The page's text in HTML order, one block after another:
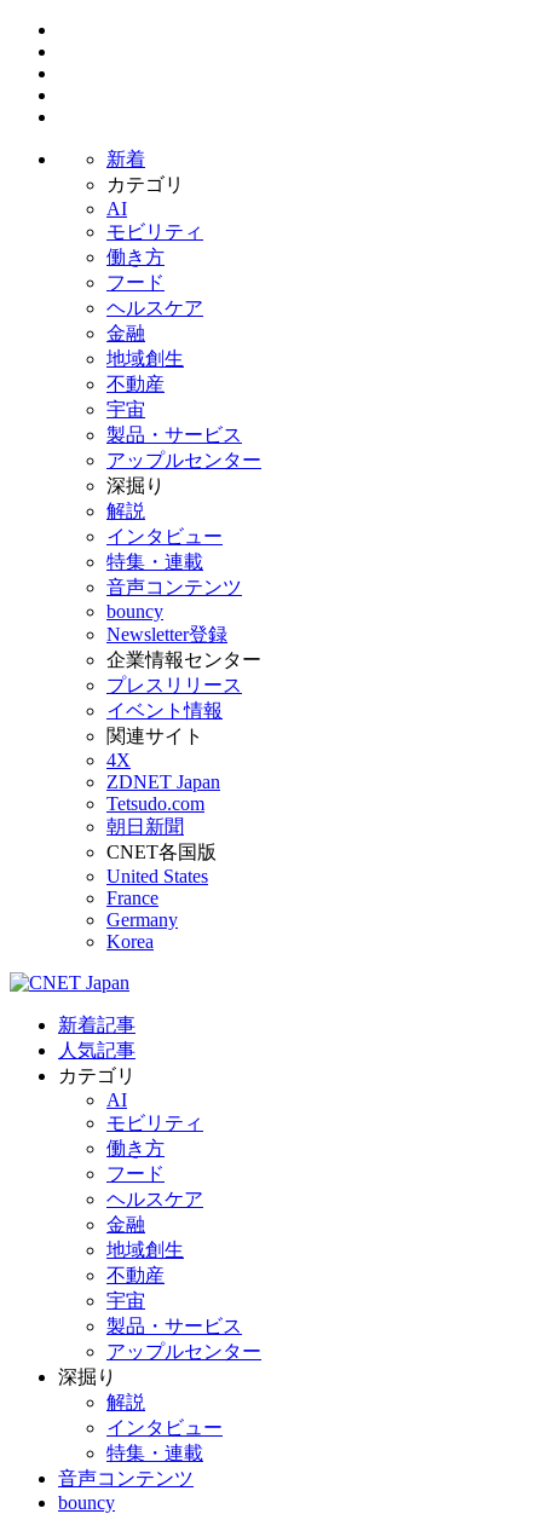
新着
カテゴリ
AI
モビリティ
働き方
フード
ヘルスケア
金融
地域創生
不動産
宇宙
製品・サービス
アップルセンター
深掘り
解説
インタビュー
特集・連載
音声コンテンツ
bouncy
Newsletter登録
企業情報センター
プレスリリース
イベント情報
関連サイト
4X
ZDNET Japan
Tetsudo.com
朝日新聞
CNET各国版
United States
France
Germany
Korea
新着記事
人気記事
カテゴリ
AI
モビリティ
働き方
フード
ヘルスケア
金融
地域創生
不動産
宇宙
製品・サービス
アップルセンター
深掘り
解説
インタビュー
特集・連載
音声コンテンツ
bouncy